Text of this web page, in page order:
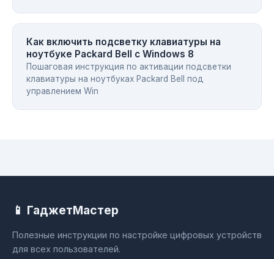
Как включить подсветку клавиатуры на
ноутбуке Packard Bell с Windows 8
Пошаговая инструкция по активации подсветки
клавиатуры на ноутбуках Packard Bell под
управлением Win
📱 ГаджетМастер
Полезные инструкции по настройке цифровых устройств
для всех пользователей.